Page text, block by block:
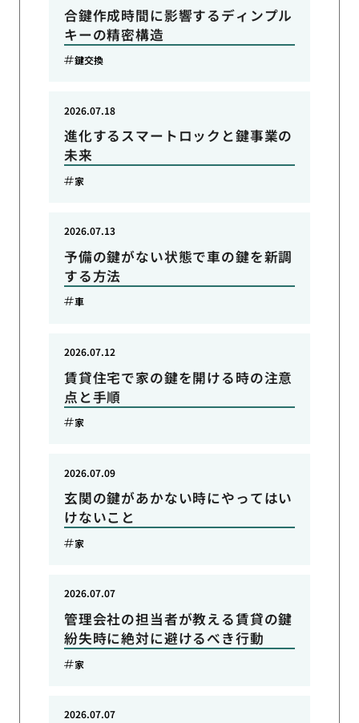
合鍵作成時間に影響するディンプル
キーの精密構造
鍵交換
進化するスマートロックと鍵事業の
未来
2026.07.18
家
予備の鍵がない状態で車の鍵を新調
する方法
2026.07.13
車
賃貸住宅で家の鍵を開ける時の注意
点と手順
2026.07.12
家
玄関の鍵があかない時にやってはい
けないこと
2026.07.09
家
管理会社の担当者が教える賃貸の鍵
紛失時に絶対に避けるべき行動
2026.07.07
家
2026.07.07